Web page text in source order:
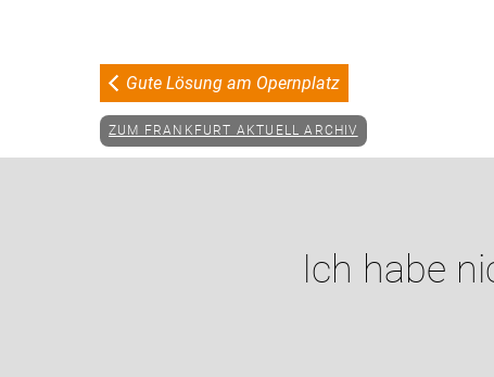
Gute Lösung am Opernplatz
ZUM FRANKFURT AKTUELL ARCHIV
Ich habe